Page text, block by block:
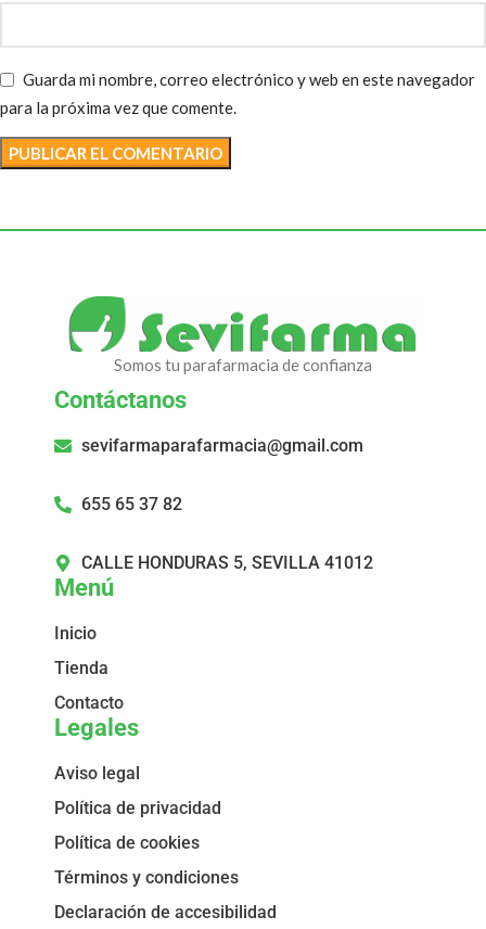
Guarda mi nombre, correo electrónico y web en este navegador
para la próxima vez que comente.
Somos tu parafarmacia de confianza
Menú
Inicio
Tienda
Contacto
Legales
Aviso legal
Política de privacidad
Política de cookies
Términos y condiciones
Declaración de accesibilidad
Contáctanos
sevifarmaparafarmacia@gmail.com
655 65 37 82
CALLE HONDURAS 5, SEVILLA 41012